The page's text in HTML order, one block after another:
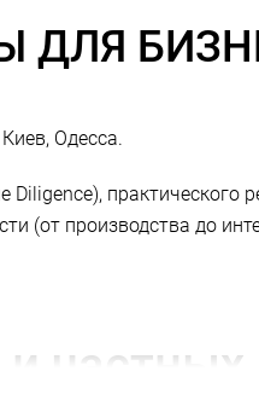
ДЛЯ
Одесса.
практического
(от производства до
и частных